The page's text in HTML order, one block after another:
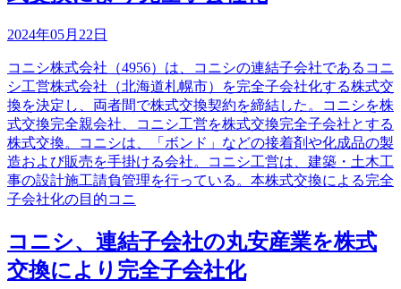
2024年05月22日
コニシ株式会社（4956）は、コニシの連結子会社であるコニ
シ工営株式会社（北海道札幌市）を完全子会社化する株式交
換を決定し、両者間で株式交換契約を締結した。コニシを株
式交換完全親会社、コニシ工営を株式交換完全子会社とする
株式交換。コニシは、「ボンド」などの接着剤や化成品の製
造および販売を手掛ける会社。コニシ工営は、建築・土木工
事の設計施工請負管理を行っている。本株式交換による完全
子会社化の目的コニ
コニシ、連結子会社の丸安産業を株式
交換により完全子会社化